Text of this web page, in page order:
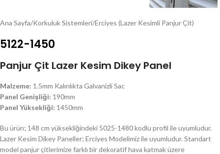
Ana Sayfa/Korkuluk Sistemleri/Erciyes (Lazer Kesimli Panjur Çit)
5122-1450
Panjur Çit Lazer Kesim Dikey Panel
Malzeme: 1.5mm Kalınlıkta Galvanizli Sac
Panel Genişliği: 190mm
Panel Yüksekliği: 1450mm
Bu ürün; 148 cm yüksekliğindeki 5025-1480 kodlu profil ile uyumludur.
Lazer Kesim Dikey Paneller; Erciyes Modelimiz ile uyumludur. Standart
model panjur çitlerimize farklı bir dekoratif hava katmak üzere